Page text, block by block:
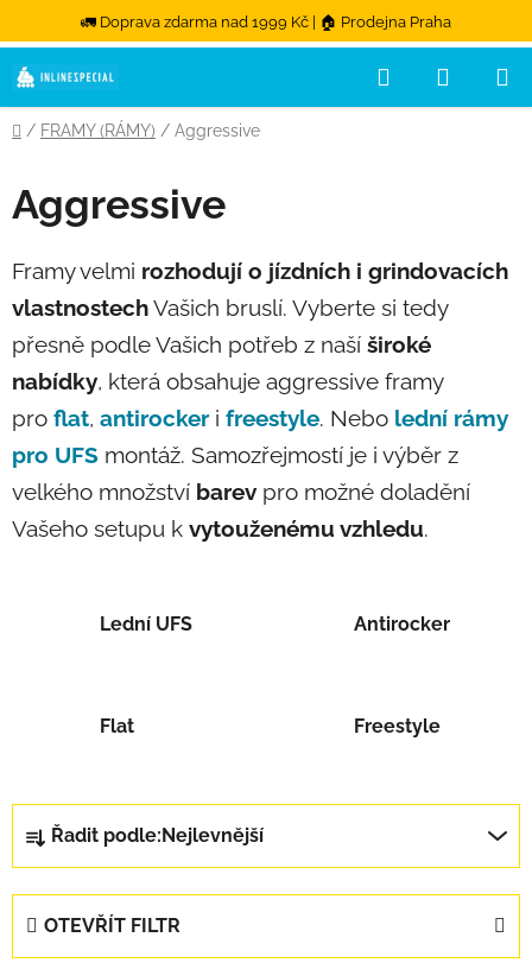
🚛 Doprava zdarma nad 1999 Kč | 🏠 Prodejna Praha
Přejít na obsah
Hledat
Domů
/ FRAMY (RÁMY) / Aggressive
Aggressive
Framy velmi rozhodují o jízdních i grindovacích
vlastnostechVašich bruslí. Vyberte si tedy
přesně podle Vašich potřeb z naší široké
nabídky, která obsahuje aggressive framy
pro flat, antirockeri freestyle. Nebo lední rámy
pro UFS montáž. Samozřejmostí je i výběr z
velkého množství barev pro možné doladění
Vašeho setupu k vytouženému vzhledu.
Lední UFS Antirocker
Flat Freestyle
Řazení produktů
Řadit podle: Nejlevnější
OTEVŘÍT FILTR